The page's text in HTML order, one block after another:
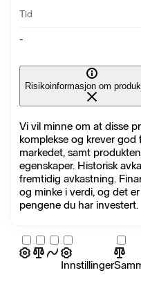
Tid
-
Risikoinformasjon om
Vi vil minne om at disse
komplekse og krever
markedet, samt
egenskaper. Historisk
fremtidig avkastning.
og minke i verdi, og det
pengene du har investert.
Innstillinger